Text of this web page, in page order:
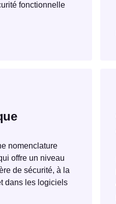
fonctionnelle
nomenclature
offre un niveau
de sécurité, à la
dans les logiciels